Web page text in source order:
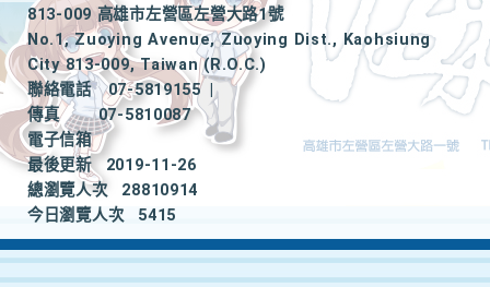
813-009 高雄市左營區左營大路1號
No.1, Zuoying Avenue, Zuoying Dist., Kaohsiung
City 813-009, Taiwan (R.O.C.)
聯絡電話
07-5819155
|
傳真
07-5810087
電子信箱
最後更新
2019-11-26
總瀏覽人次
28810914
今日瀏覽人次
5415